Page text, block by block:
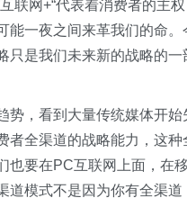
联网+“代表着消费者的主
一夜之间来革我们的命。
只是我们未来新的战略的
势，看到大量传统媒体开
者全渠道的战略能力，这
也要在PC互联网上面，在
模式不是因为你有全渠道